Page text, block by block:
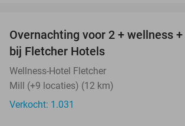
Overnachting voor 2 + wellness
bij Fletcher Hotels
Wellness-Hotel Fletcher
Mill (+9 locaties) (12 km)
Verkocht: 1.031